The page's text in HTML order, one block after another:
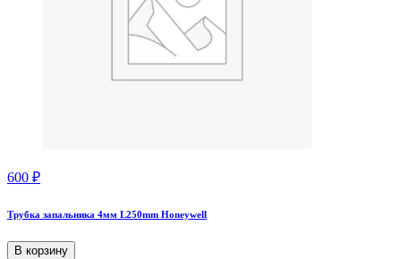
600 ₽
Трубка запальника 4мм L250mm Honeywell
В корзину